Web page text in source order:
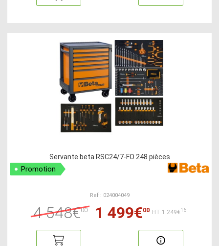
Servante beta RSC24/7-FO 248 pièces
Promotion
Ref : 024004049
4 548€00 1 499€00 HT:1 249€16